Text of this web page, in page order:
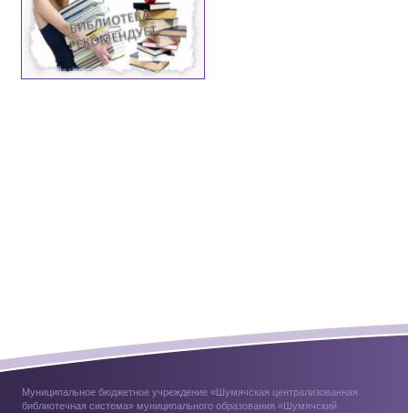
Муниципальное бюджетное учреждение «Шумячская централизованная
библиотечная система» муниципального образования «Шумячский